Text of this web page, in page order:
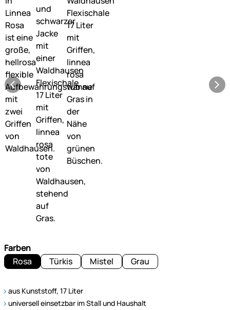
Farben
Rosa
Türkis Mistel Grau
aus Kunststoff, 17 Liter
universell einsetzbar im Stall und Haushalt